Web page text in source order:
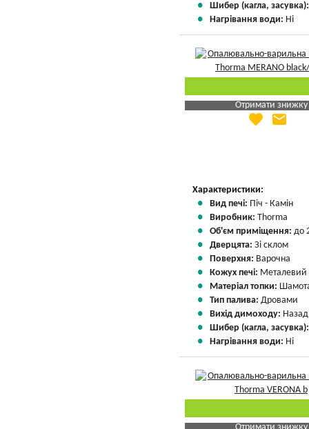
Шибер (кагла,
Нагрівання води: Ні
Отримати знижку
Яка Ваша ціна
favorite email
Характеристики:
Вид печі: Піч - Камін
Виробник: Thorma
Об'єм приміщення: до
Дверцята: Зі склом
Поверхня: Варочна
Кожух печі: Металевий
Матеріал топки:
Тип палива: Дровами
Вихід димоходу: Назад
Шибер (кагла,
Нагрівання води: Ні